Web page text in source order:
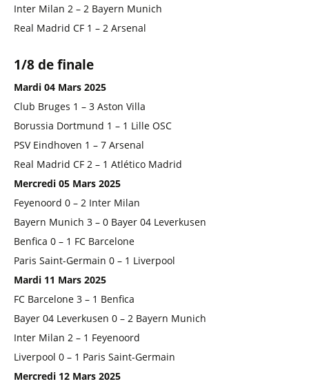
Inter Milan 2 – 2 Bayern Munich
Real Madrid CF 1 – 2 Arsenal
1/8 de finale
Mardi 04 Mars 2025
Club Bruges 1 – 3 Aston Villa
Borussia Dortmund 1 – 1 Lille OSC
PSV Eindhoven 1 – 7 Arsenal
Real Madrid CF 2 – 1 Atlético Madrid
Mercredi 05 Mars 2025
Feyenoord 0 – 2 Inter Milan
Bayern Munich 3 – 0 Bayer 04 Leverkusen
Benfica 0 – 1 FC Barcelone
Paris Saint-Germain 0 – 1 Liverpool
Mardi 11 Mars 2025
FC Barcelone 3 – 1 Benfica
Bayer 04 Leverkusen 0 – 2 Bayern Munich
Inter Milan 2 – 1 Feyenoord
Liverpool 0 – 1 Paris Saint-Germain
Mercredi 12 Mars 2025